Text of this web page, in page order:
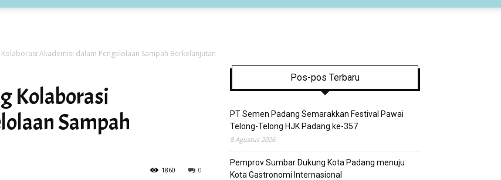
Time
Akademisi dalam Pengelolaan Sampah Berkelanjutan
Kolaborasi
Sampah
0
1860
Pos-pos Terbaru
PT Semen Padang Semarakkan Festival Pawai
Telong-Telong HJK Padang ke-357
8 Agustus 2026
Pemprov Sumbar Dukung Kota Padang menuju
Kota Gastronomi Internasional